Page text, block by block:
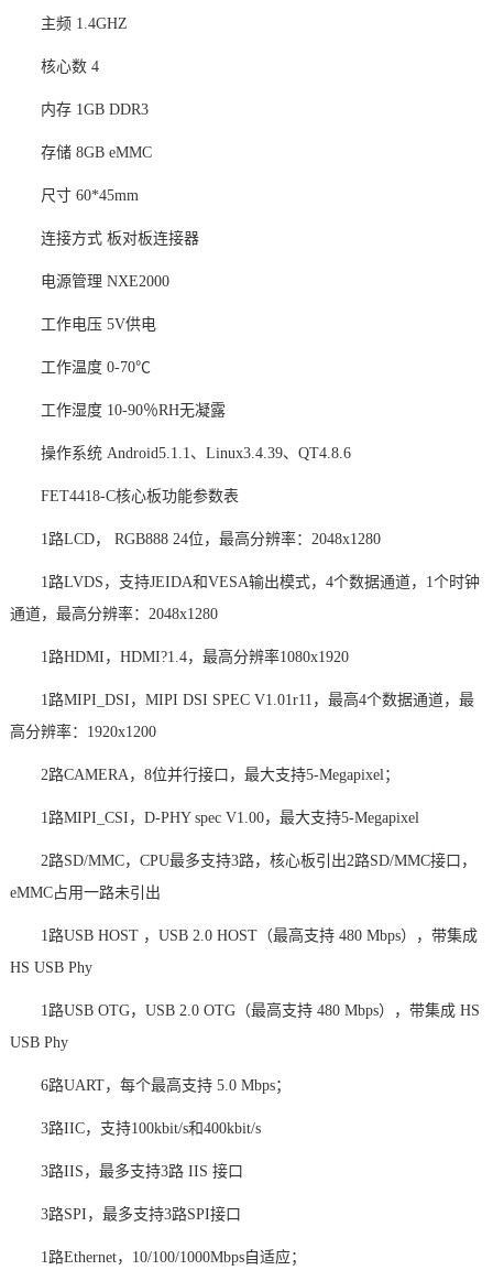
主频 1.4GHZ
核心数4
内存 1GB DDR3
存储 8GB eMMC
尺寸 60*45mm
连接方式 板对板连接器
电源管理 NXE2000
工作电压 5V供电
工作温度 0-70℃
工作湿度 10-90％RH无凝露
操作系统 Android5.1.1、Linux3.4.39、QT4.8.6
FET4418-C核心板功能参数表
1路LCD， RGB888 24位，最高分辨率：2048x1280
1路LVDS，支持JEIDA和VESA输出模式，4个数据通道，1个时钟
通道，最高分辨率：2048x1280
1路HDMI，HDMI?1.4，最高分辨率1080x1920
1路MIPI_DSI，MIPI DSI SPEC V1.01r11，最高4个数据通道，最
高分辨率：1920x1200
2路CAMERA，8位并行接口，最大支持5-Megapixel；
1路MIPI_CSI，D-PHY spec V1.00，最大支持5-Megapixel
2路SD/MMC，CPU最多支持3路，核心板引出2路SD/MMC接口，
eMMC占用一路未引出
1路USB HOST ， USB 2.0 HOST（最高支持 480 Mbps），带集成
HS USB Phy
1路USB OTG，USB 2.0 OTG（最高支持 480 Mbps），带集成 HS
USB Phy
6路UART，每个最高支持 5.0 Mbps；
3路IIC，支持100kbit/s和400kbit/s
3路IIS，最多支持3路 IIS 接口
3路SPI，最多支持3路SPI接口
1路Ethernet，10/100/1000Mbps自适应；